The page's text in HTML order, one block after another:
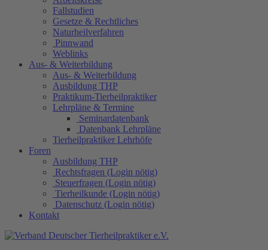
Fallstudien
Gesetze & Rechtliches
Naturheilverfahren
Pinnwand
Weblinks
Aus- & Weiterbildung
Aus- & Weiterbildung
Ausbildung THP
Praktikum-Tierheilpraktiker
Lehrpläne & Termine
Seminardatenbank
Datenbank Lehrpläne
Tierheilpraktiker Lehrhöfe
Foren
Ausbildung THP
Rechtsfragen (Login nötig)
Steuerfragen (Login nötig)
Tierheilkunde (Login nötig)
Datenschutz (Login nötig)
Kontakt